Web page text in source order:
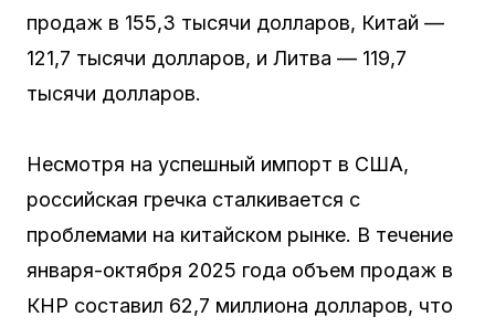
продаж в 155,3 тысячи долларов, Китай —
121,7 тысячи долларов, и Литва — 119,7
тысячи долларов.
Несмотря на успешный импорт в США,
российская гречка сталкивается с
проблемами на китайском рынке. В течение
января-октября 2025 года объем продаж в
КНР составил 62,7 миллиона долларов, что